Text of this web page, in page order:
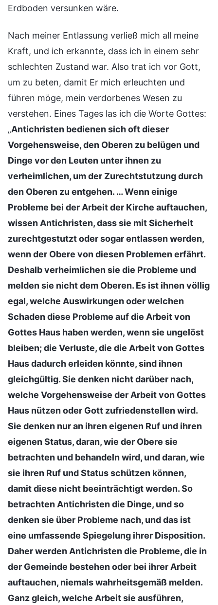
Erdboden versunken wäre.
Nach meiner Entlassung verließ mich all meine
Kraft, und ich erkannte, dass ich in einem sehr
schlechten Zustand war. Also trat ich vor Gott,
um zu beten, damit Er mich erleuchten und
führen möge, mein verdorbenes Wesen zu
verstehen. Eines Tages las ich die Worte Gottes:
„Antichristen bedienen sich oft dieser
Vorgehensweise, den Oberen zu belügen und
Dinge vor den Leuten unter ihnen zu
verheimlichen, um der Zurechtstutzung durch
den Oberen zu entgehen. … Wenn einige
Probleme bei der Arbeit der Kirche auftauchen,
wissen Antichristen, dass sie mit Sicherheit
zurechtgestutzt oder sogar entlassen werden,
wenn der Obere von diesen Problemen erfährt.
Deshalb verheimlichen sie die Probleme und
melden sie nicht dem Oberen. Es ist ihnen völlig
egal, welche Auswirkungen oder welchen
Schaden diese Probleme auf die Arbeit von
Gottes Haus haben werden, wenn sie ungelöst
bleiben; die Verluste, die die Arbeit von Gottes
Haus dadurch erleiden könnte, sind ihnen
gleichgültig. Sie denken nicht darüber nach,
welche Vorgehensweise der Arbeit von Gottes
Haus nützen oder Gott zufriedenstellen wird.
Sie denken nur an ihren eigenen Ruf und ihren
eigenen Status, daran, wie der Obere sie
betrachten und behandeln wird, und daran, wie
sie ihren Ruf und Status schützen können,
damit diese nicht beeinträchtigt werden. So
betrachten Antichristen die Dinge, und so
denken sie über Probleme nach, und das ist
eine umfassende Spiegelung ihrer Disposition.
Daher werden Antichristen die Probleme, die in
der Gemeinde bestehen oder bei ihrer Arbeit
auftauchen, niemals wahrheitsgemäß melden.
Ganz gleich, welche Arbeit sie ausführen,